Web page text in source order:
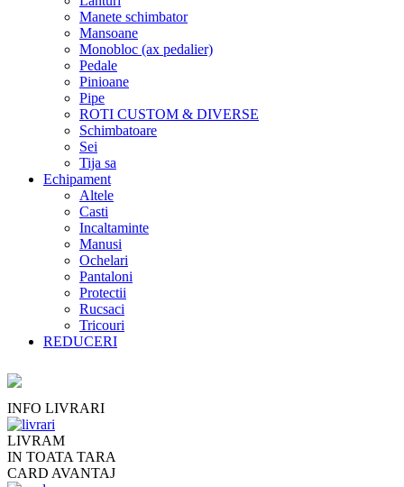
Manete schimbator
Mansoane
Monobloc (ax pedalier)
Pedale
Pinioane
Pipe
ROTI CUSTOM & DIVERSE
Schimbatoare
Sei
Tija sa
Echipament
Altele
Casti
Incaltaminte
Manusi
Ochelari
Pantaloni
Protectii
Rucsaci
Tricouri
REDUCERI
INFO LIVRARI
LIVRAM
IN TOATA TARA
CARD AVANTAJ